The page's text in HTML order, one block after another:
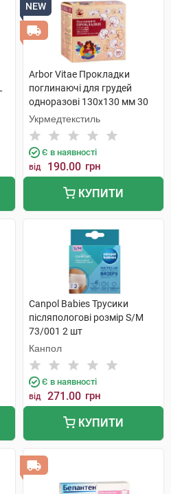
NEW
Arbor Vitae Прокладки
поглинаючі для грудей
одноразові 130х130 мм 30
шт
Укрмедтекстиль
Є в наявності
від 190.00 грн
КУПИТИ
Canpol Babies Трусики
післяпологові розмір S/M
73/001 2 шт
Канпол
Є в наявності
від 271.00 грн
КУПИТИ